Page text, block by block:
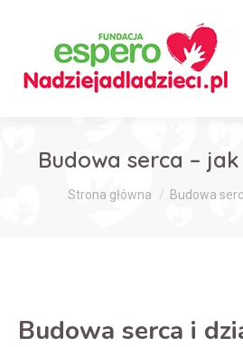
Budowa serca – jak
Jesteś tutaj:
Strona główna Budowa
Budowa serca i